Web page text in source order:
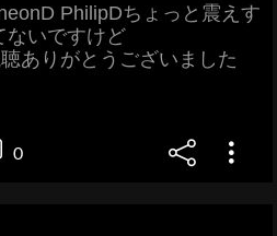
PhilipDちょっと震えす
ないですけど
ありがとうございました
0